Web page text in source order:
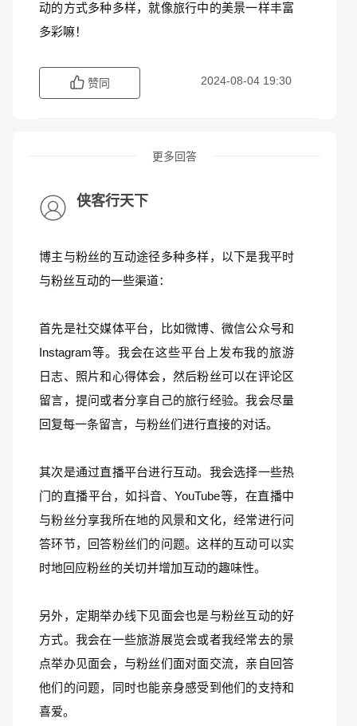
动的方式多种多样，就像旅行中的美景一样丰富
多彩嘛！
赞同 2024-08-04 19:30
更多回答
侠客行天下
博主与粉丝的互动途径多种多样，以下是我平时
与粉丝互动的一些渠道：
首先是社交媒体平台，比如微博、微信公众号和
Instagram等。我会在这些平台上发布我的旅游
日志、照片和心得体会，然后粉丝可以在评论区
留言，提问或者分享自己的旅行经验。我会尽量
回复每一条留言，与粉丝们进行直接的对话。
其次是通过直播平台进行互动。我会选择一些热
门的直播平台，如抖音、YouTube等，在直播中
与粉丝分享我所在地的风景和文化，经常进行问
答环节，回答粉丝们的问题。这样的互动可以实
时地回应粉丝的关切并增加互动的趣味性。
另外，定期举办线下见面会也是与粉丝互动的好
方式。我会在一些旅游展览会或者我经常去的景
点举办见面会，与粉丝们面对面交流，亲自回答
他们的问题，同时也能亲身感受到他们的支持和
喜爱。